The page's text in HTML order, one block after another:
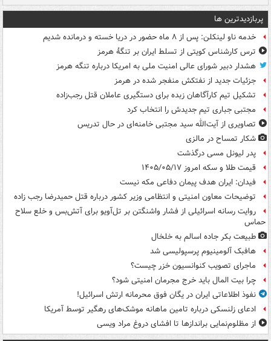
پربازدیدترین ها
خدمه ناو لینکلن: پس از ۸ ماه حضور در دریا خسته و درمانده‌ شدیم
ترس کارشناس کویتی از تسلط ایران بر تنگۀ هرمز
هشدار دبیر شورای عالی امنیت ملی به امریکا درباره تنگه هرمز
جزئیات جدید از نفتکش منفجر شده در هرمز
تشکیل تیم کارآگاهان زبده برای دستگیری عاملان قتل رجب‌زاده
مجتبی جباری تیم جدیدش را انتخاب کرد
تصاویری از آیت‌الله سید مجتبی خامنه‌ای در حال تدریس
شکار تمساح در مالزی
پدر لیونل مسی درگذشت
قیمت طلا و سکه امروز ۱۴۰۵/۰۵/۱۷
فیدان: ایران هدف پیمان دفاعی مکه نیست
توضیحات معاون امنیتی و انتظامی وزیر کشور درباره قتل حمیدرضا رجب زاده
روایت رسانه اسرائیلی از فشار واشنگتن بر تل‌آویو برای آتش‌بس و خلع سلاح
حماس
طبیعت بکر جاده اسالم به خلخال
هافبک آلومینیوم پرسپولیسی شد
ماجرای تصویب کنوانسیون خزر چیست؟
چرا بیت المال باید خرج مجرمان امنیتی شود؟
نفوذ اطلاعاتی ایران در یگان فوق محرمانه ارتش اسرائیل!
ادعای زلنسکی درباره تامین ماهانه موشک‌های رهگیر توسط آمریکا
از مظلوم‌نمایی براندازها تا افشای دروغ مراد ویسی